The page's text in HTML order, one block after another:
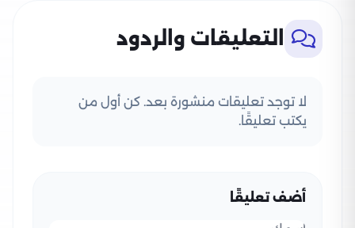
التعليقات والردود
لا توجد تعليقات منشورة بعد. كن أول من
يكتب تعليقًا.
أضف تعليقًا